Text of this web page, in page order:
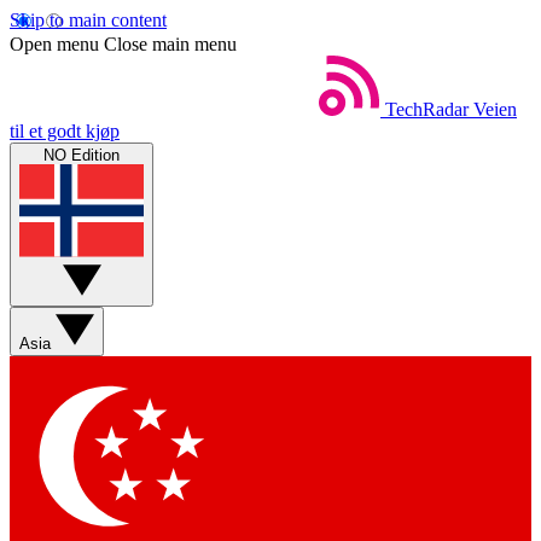
Skip to main content
Open menu Close main menu
TechRadar Veien
til et godt kjøp
NO Edition
Asia